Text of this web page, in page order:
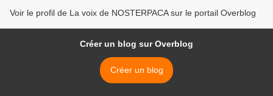
Voir le profil de La voix de NOSTERPACA sur le portail Overblog
Créer un blog sur Overblog
Créer un blog